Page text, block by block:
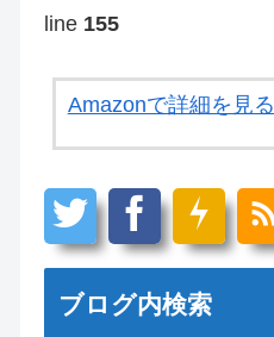
line 155
Amazonで詳細を見る
ブログ内検索